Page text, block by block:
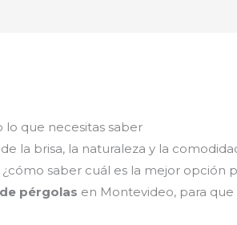
lo que necesitas saber
la brisa, la naturaleza y la
saber cuál es la mejor opción
pérgolas en Montevideo, para